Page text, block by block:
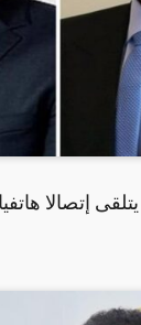
يتلقى إتصالا